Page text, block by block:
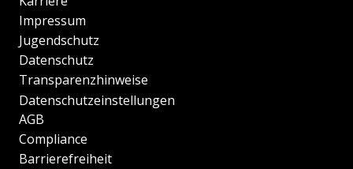
Impressum
Jugendschutz
Datenschutz
Transparenzhinweise
Datenschutzeinstellungen
AGB
Compliance
Barrierefreiheit